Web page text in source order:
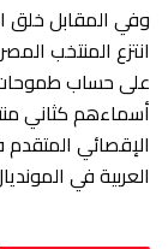
​وفي المقابل خلق
انتزع المنتخب
على حساب طموحات
أسماءهم كثاني
الإقصائي
العربية في